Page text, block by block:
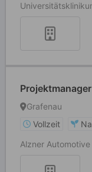
Grafenau
Vollzeit
Alzner Automotive